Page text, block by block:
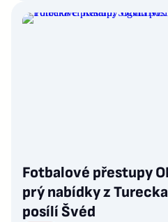
Fotbalové přestupy
prý nabídky z
posílí Švéd